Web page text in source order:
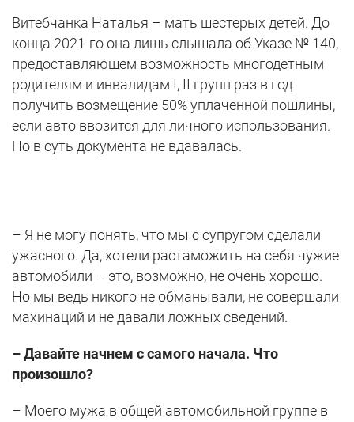
Витебчанка Наталья – мать шестерых детей. До
конца 2021-го она лишь слышала об Указе № 140,
предоставляющем возможность многодетным
родителям и инвалидам I, II групп раз в год
получить возмещение 50% уплаченной пошлины,
если авто ввозится для личного использования.
Но в суть документа не вдавалась.
– Я не могу понять, что мы с супругом сделали
ужасного. Да, хотели растаможить на себя чужие
автомобили – это, возможно, не очень хорошо.
Но мы ведь никого не обманывали, не совершали
махинаций и не давали ложных сведений.
– Давайте начнем с самого начала. Что
произошло?
– Моего мужа в общей автомобильной группе в